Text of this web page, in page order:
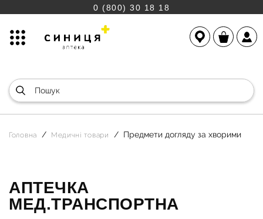
0 (800) 30 18 18
Головна Медичні товари Предмети догляду за хворими
АПТЕЧКА
МЕД.ТРАНСПОРТНА